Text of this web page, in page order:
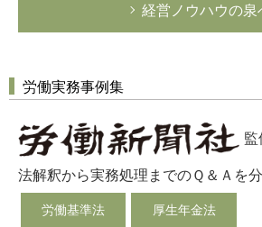
経営ノウハウの泉
労働実務事例集
法解釈から実務処理までのＱ＆Ａを
労働基準法 厚生年金法